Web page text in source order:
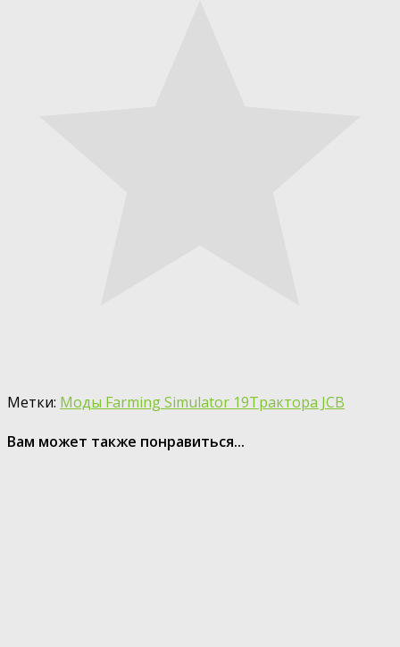
Метки: Моды Farming Simulator 19Трактора JCB
Вам может также понравиться...